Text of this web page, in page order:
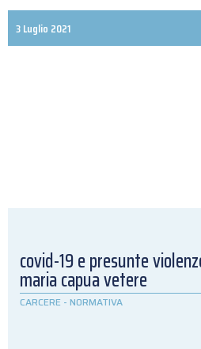
3 Luglio 2021
covid-19 e presunte
maria capua vetere
CARCERE - NORMATIVA